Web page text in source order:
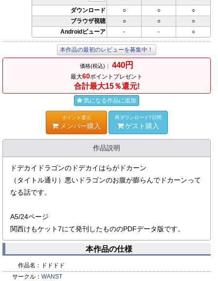
ダウンロード ○ ○
○
ブラウザ視聴
○ ○
○
Androidビューア
- - ○
本作品の最初のレビューを募集中！
価格(税込)： 440円
最大60ポイントプレゼント
合計最大15％還元!
気になる作品に追加
ポイント還元
メンバー購入
再ダウンロード7日間
ゲスト購入
作品説明
ドデカイドラゴンのドデカイはらがドカーン
（タイトル通り）悪いドラゴンのお腹が膨らんでドカーンって
なる話です。
A5/24ページ
関西けもケット7にて発刊したもののPDFデータ版です。
本作品の仕様
作品名：
ドドドド
サークル： WANST